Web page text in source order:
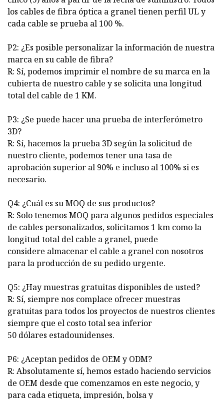
los cables de fibra óptica a granel tienen perfil UL y
cada cable se prueba al 100 %.
P2: ¿Es posible personalizar la información de nuestra
marca en su cable de fibra?
R: Sí, podemos imprimir el nombre de su marca en la
cubierta de nuestro cable y se solicita una longitud
total del cable de 1 KM.
P3: ¿Se puede hacer una prueba de interferómetro
3D?
R: Sí, hacemos la prueba 3D según la solicitud de
nuestro cliente, podemos tener una tasa de
aprobación superior al 90% e incluso al 100% si es
necesario.
Q4: ¿Cuál es su MOQ de sus productos?
R: Solo tenemos MOQ para algunos pedidos especiales
de cables personalizados, solicitamos 1 km como la
longitud total del cable a granel, puede
considere almacenar el cable a granel con nosotros
para la producción de su pedido urgente.
Q5: ¿Hay muestras gratuitas disponibles de usted?
R: Sí, siempre nos complace ofrecer muestras
gratuitas para todos los proyectos de nuestros clientes
siempre que el costo total sea inferior
50 dólares estadounidenses.
P6: ¿Aceptan pedidos de OEM y ODM?
R: Absolutamente sí, hemos estado haciendo servicios
de OEM desde que comenzamos en este negocio, y
para cada etiqueta, impresión, bolsa y